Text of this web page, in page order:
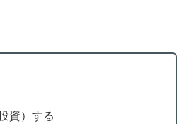
資）する